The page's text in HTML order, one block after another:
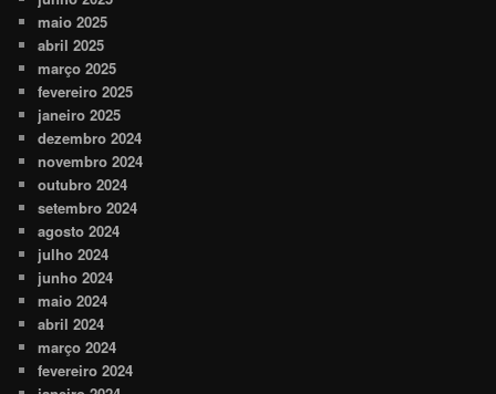
maio 2025
abril 2025
março 2025
fevereiro 2025
janeiro 2025
dezembro 2024
novembro 2024
outubro 2024
setembro 2024
agosto 2024
julho 2024
junho 2024
maio 2024
abril 2024
março 2024
fevereiro 2024